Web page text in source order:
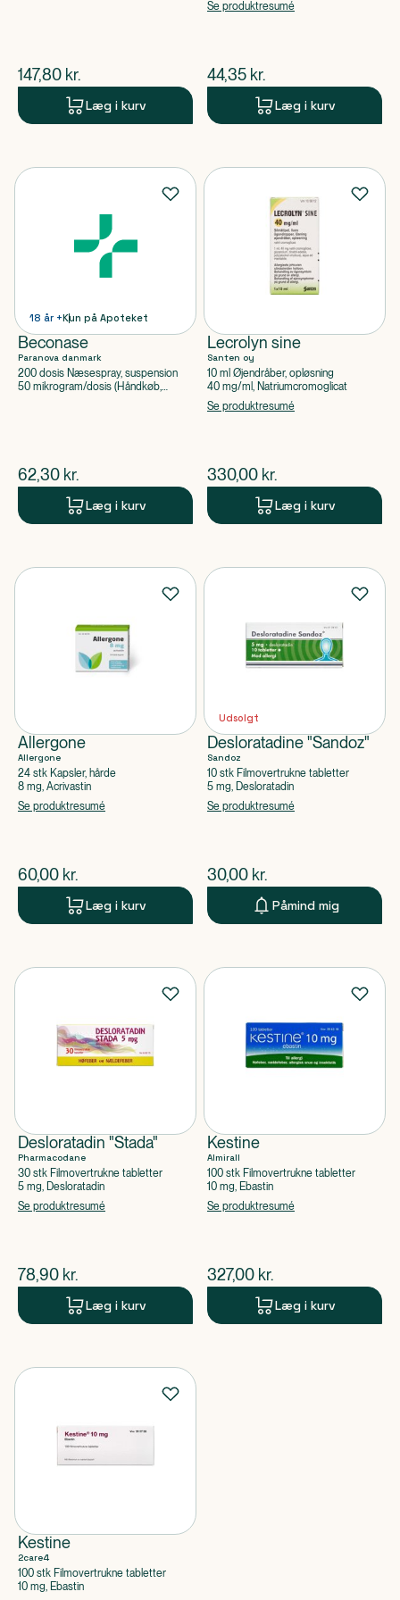
$nuværende pris
147,80 kr.
Læg i kurv
Se produktresumé
$nuværende pris
44,35 kr.
Læg i kurv
18 år +Kun på Apoteket
Beconase
Paranova danmark
200 dosis Næsespray, suspension
50 mikrogram/dosis (Håndkøb,
$nuværende pris
62,30 kr.
Læg i kurv
Lecrolyn sine
Santen oy
10 ml Øjendråber, opløsning
40 mg/ml, Natriumcromoglicat
Se produktresumé
$nuværende pris
330,00 kr.
Læg i kurv
Allergone
Allergone
24 stk Kapsler, hårde
8 mg, Acrivastin
Se produktresumé
$nuværende pris
60,00 kr.
Læg i kurv
Udsolgt
Desloratadine "Sandoz"
Sandoz
10 stk Filmovertrukne tabletter
5 mg, Desloratadin
Se produktresumé
$nuværende pris
30,00 kr.
Påmind mig
Desloratadin "Stada"
Pharmacodane
30 stk Filmovertrukne tabletter
5 mg, Desloratadin
Se produktresumé
$nuværende pris
78,90 kr.
Læg i kurv
Kestine
Almirall
100 stk Filmovertrukne tabletter
10 mg, Ebastin
Se produktresumé
$nuværende pris
327,00 kr.
Læg i kurv
Kestine
2care4
100 stk Filmovertrukne tabletter
10 mg, Ebastin